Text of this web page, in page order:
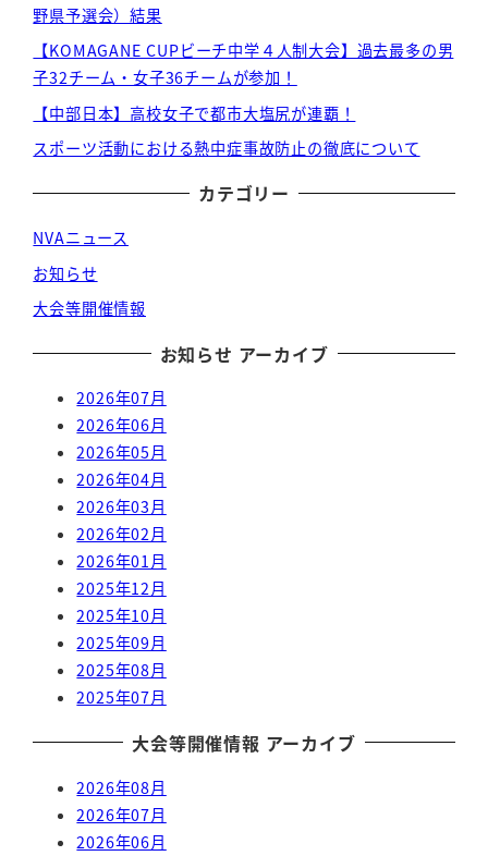
野県予選会）結果
【KOMAGANE CUPビーチ中学４人制大会】過去最多の男
子32チーム・女子36チームが参加！
【中部日本】高校女子で都市大塩尻が連覇！
スポーツ活動における熱中症事故防止の徹底について
カテゴリー
NVAニュース
お知らせ
大会等開催情報
お知らせ アーカイブ
2026年07月
2026年06月
2026年05月
2026年04月
2026年03月
2026年02月
2026年01月
2025年12月
2025年10月
2025年09月
2025年08月
2025年07月
大会等開催情報 アーカイブ
2026年08月
2026年07月
2026年06月